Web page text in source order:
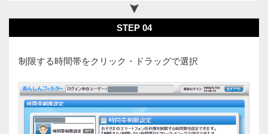
STEP 04
制限する時間帯をクリック・ドラッグで選択